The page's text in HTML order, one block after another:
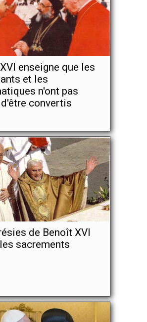
enseigne que les
et les
n'ont pas
convertis
de Benoît XVI
sacrements